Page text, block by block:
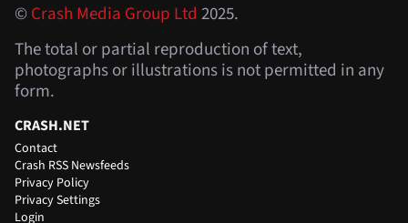
©Crash Media Group Ltd 2025.
The total or partial reproduction of text,
photographs or illustrations is not permitted in any
form.
CRASH.NET
Contact
Crash RSS Newsfeeds
Privacy Policy
Privacy Settings
Login